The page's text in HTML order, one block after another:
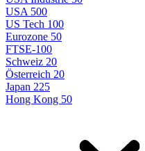
USA 500
US Tech 100
Eurozone 50
FTSE-100
Schweiz 20
Österreich 20
Japan 225
Hong Kong 50